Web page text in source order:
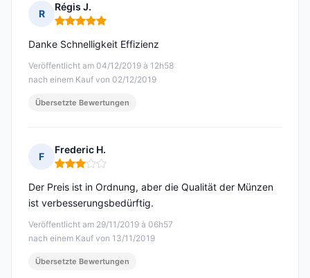
R
Régis J.
Hinweis: 5 von 5
Veröffentlicht am 04/12/2019 à 12h58
nach einem Kauf von 02/12/2019
Danke Schnelligkeit Effizienz
Übersetzte Bewertungen
F
Frederic H.
Hinweis: 3 von 5
Veröffentlicht am 29/11/2019 à 06h57
nach einem Kauf von 13/11/2019
Der Preis ist in Ordnung, aber die Qualität der Münzen
ist verbesserungsbedürftig.
Übersetzte Bewertungen